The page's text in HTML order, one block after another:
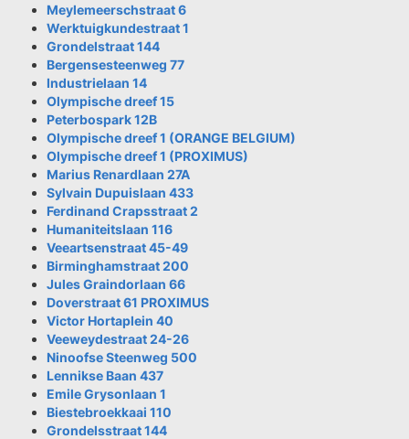
Meylemeerschstraat 6
Werktuigkundestraat 1
Grondelstraat 144
Bergensesteenweg 77
Industrielaan 14
Olympische dreef 15
Peterbospark 12B
Olympische dreef 1 (ORANGE BELGIUM)
Olympische dreef 1 (PROXIMUS)
Marius Renardlaan 27A
Sylvain Dupuislaan 433
Ferdinand Crapsstraat 2
Humaniteitslaan 116
Veeartsenstraat 45-49
Birminghamstraat 200
Jules Graindorlaan 66
Doverstraat 61 PROXIMUS
Victor Hortaplein 40
Veeweydestraat 24-26
Ninoofse Steenweg 500
Lennikse Baan 437
Emile Grysonlaan 1
Biestebroekkaai 110
Grondelsstraat 144